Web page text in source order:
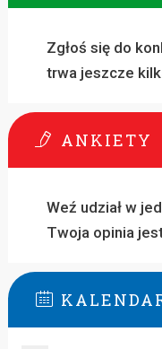
Zgłoś się do
trwa jeszcze
ANKIETY
Weź udział w
Twoja opinia